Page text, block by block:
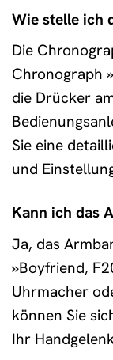
Wie stelle ich
Die
Chronograph
die Drücker
Sie eine
und
Kann ich das
Ja, das
»Boyfriend,
Uhrmacher
können Sie
Ihr